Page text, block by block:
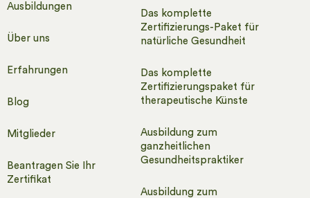
Ausbildungen
Über uns
Erfahrungen
Blog
Mitglieder
Beantragen Sie Ihr
Zertifikat
Das komplette
Zertifizierungs-Paket für
natürliche Gesundheit
Das komplette
Zertifizierungspaket für
therapeutische Künste
Ausbildung zum
ganzheitlichen
Gesundheitspraktiker
Ausbildung zum